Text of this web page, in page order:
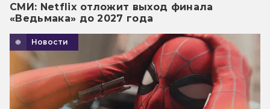
СМИ: Netflix отложит выход финала
«Ведьмака» до 2027 года
Новости